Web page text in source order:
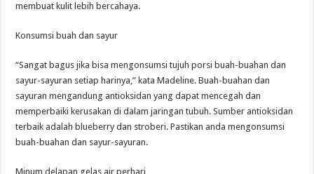
membuat kulit lebih bercahaya.
Konsumsi buah dan sayur
“Sangat bagus jika bisa mengonsumsi tujuh porsi buah-buahan dan
sayur-sayuran setiap harinya,” kata Madeline. Buah-buahan dan
sayuran mengandung antioksidan yang dapat mencegah dan
memperbaiki kerusakan di dalam jaringan tubuh. Sumber antioksidan
terbaik adalah blueberry dan stroberi. Pastikan anda mengonsumsi
buah-buahan dan sayur-sayuran.
Minum delapan gelas air perhari